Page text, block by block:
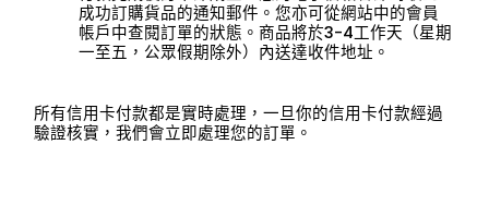
成功訂購貨品的通知郵件。您亦可從網站中的會員
帳戶中查閱訂單的狀態。商品將於3-4工作天（星期
一至五，公眾假期除外）內送達收件地址。
所有信用卡付款都是實時處理，一旦你的信用卡付款經過
驗證核實，我們會立即處理您的訂單。